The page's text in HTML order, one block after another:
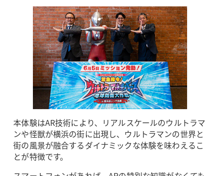
本体験はAR技術により、リアルスケールのウルトラマ
ンや怪獣が横浜の街に出現し、ウルトラマンの世界と
街の風景が融合するダイナミックな体験を味わえるこ
とが特徴です。